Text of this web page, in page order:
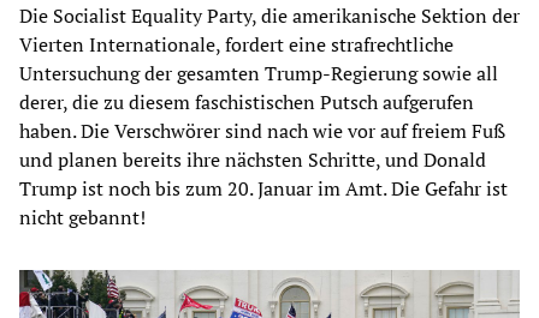
Die Socialist Equality Party, die amerikanische Sektion der
Vierten Internationale, fordert eine strafrechtliche
Untersuchung der gesamten Trump-Regierung sowie all
derer, die zu diesem faschistischen Putsch aufgerufen
haben. Die Verschwörer sind nach wie vor auf freiem Fuß
und planen bereits ihre nächsten Schritte, und Donald
Trump ist noch bis zum 20. Januar im Amt. Die Gefahr ist
nicht gebannt!